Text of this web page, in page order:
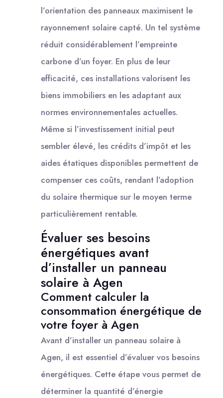
l’orientation des panneaux maximisent le
rayonnement solaire capté. Un tel système
réduit considérablement l’empreinte
carbone d’un foyer. En plus de leur
efficacité, ces installations valorisent les
biens immobiliers en les adaptant aux
normes environnementales actuelles.
Même si l’investissement initial peut
sembler élevé, les crédits d’impôt et les
aides étatiques disponibles permettent de
compenser ces coûts, rendant l’adoption
du solaire thermique sur le moyen terme
particulièrement rentable.
Évaluer ses besoins
énergétiques avant
d’installer un panneau
solaire à Agen
Comment calculer la
consommation énergétique de
votre foyer à Agen
Avant d’installer un panneau solaire à
Agen, il est essentiel d’évaluer vos besoins
énergétiques. Cette étape vous permet de
déterminer la quantité d’énergie